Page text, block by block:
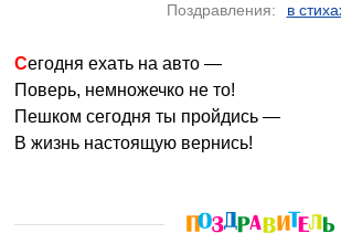
Поздравления: в
Сегодня ехать на авто —
Поверь, немножечко не то!
Пешком сегодня ты пройдись —
В жизнь настоящую вернись!